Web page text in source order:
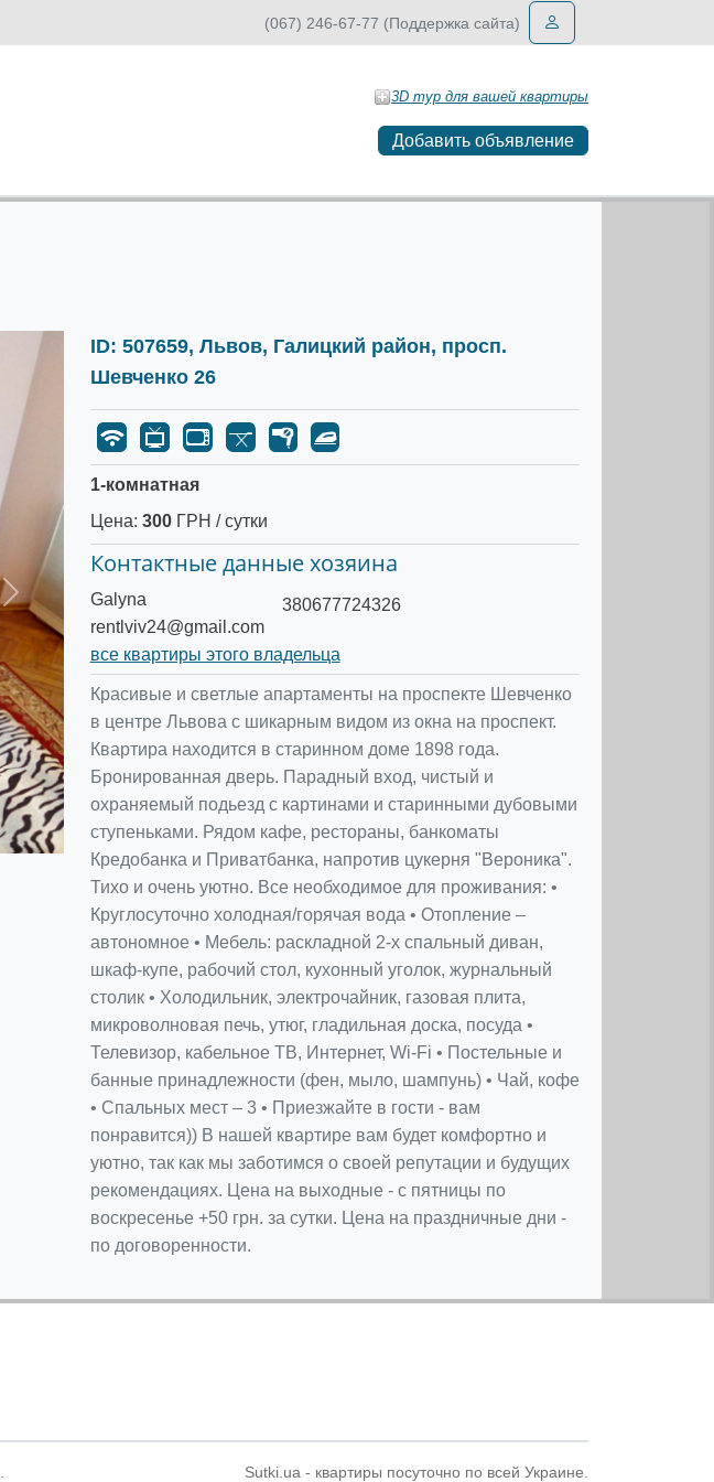
(067) 246-67-77 (Поддержка сайта)
3D тур для вашей квартиры
Добавить объявление
Следующее
ID: 507659, Львов, Галицкий район, просп.
Шевченко 26
1-комнатная
Цена: 300ГРН / сутки
Контактные данные хозяина
Galyna
rentlviv24@gmail.com
380677724326
все квартиры этого владельца
Красивые и светлые апартаменты на проспекте Шевченко
в центре Львова с шикарным видом из окна на проспект.
Квартира находится в старинном доме 1898 года.
Бронированная дверь. Парадный вход, чистый и
охраняемый подьезд с картинами и старинными дубовыми
ступеньками. Рядом кафе, рестораны, банкоматы
Кредобанка и Приватбанка, напротив цукерня "Вероника".
Тихо и очень уютно. Все необходимое для проживания: •
Круглосуточно холодная/горячая вода • Отопление –
автономное • Мебель: раскладной 2-х спальный диван,
шкаф-купе, рабочий стол, кухонный уголок, журнальный
столик • Холодильник, электрочайник, газовая плита,
микроволновая печь, утюг, гладильная доска, посуда •
Телевизор, кабельное ТВ, Интернет, Wi-Fi • Постельные и
банные принадлежности (фен, мыло, шампунь) • Чай, кофе
• Спальных мест – 3 • Приезжайте в гости - вам
понравится)) В нашей квартире вам будет комфортно и
уютно, так как мы заботимся о своей репутации и будущих
рекомендациях. Цена на выходные - с пятницы по
воскресенье +50 грн. за сутки. Цена на праздничные дни -
по договоренности.
Sutki.ua - квартиры посуточно по всей Украине.